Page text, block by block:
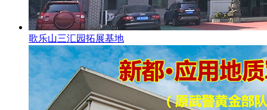
歌乐山三汇园拓展基地